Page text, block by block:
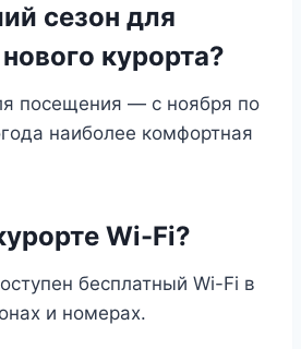
сезон для
курорта?
посещения — с ноября по
наиболее комфортная
Wi-Fi?
бесплатный Wi-Fi в
и номерах.